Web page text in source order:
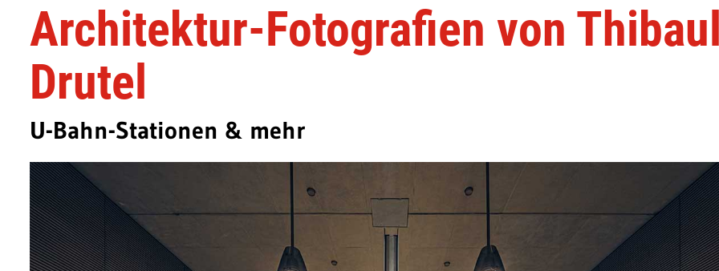
Architektur-Fotografien von
Drutel
U-Bahn-Stationen & mehr